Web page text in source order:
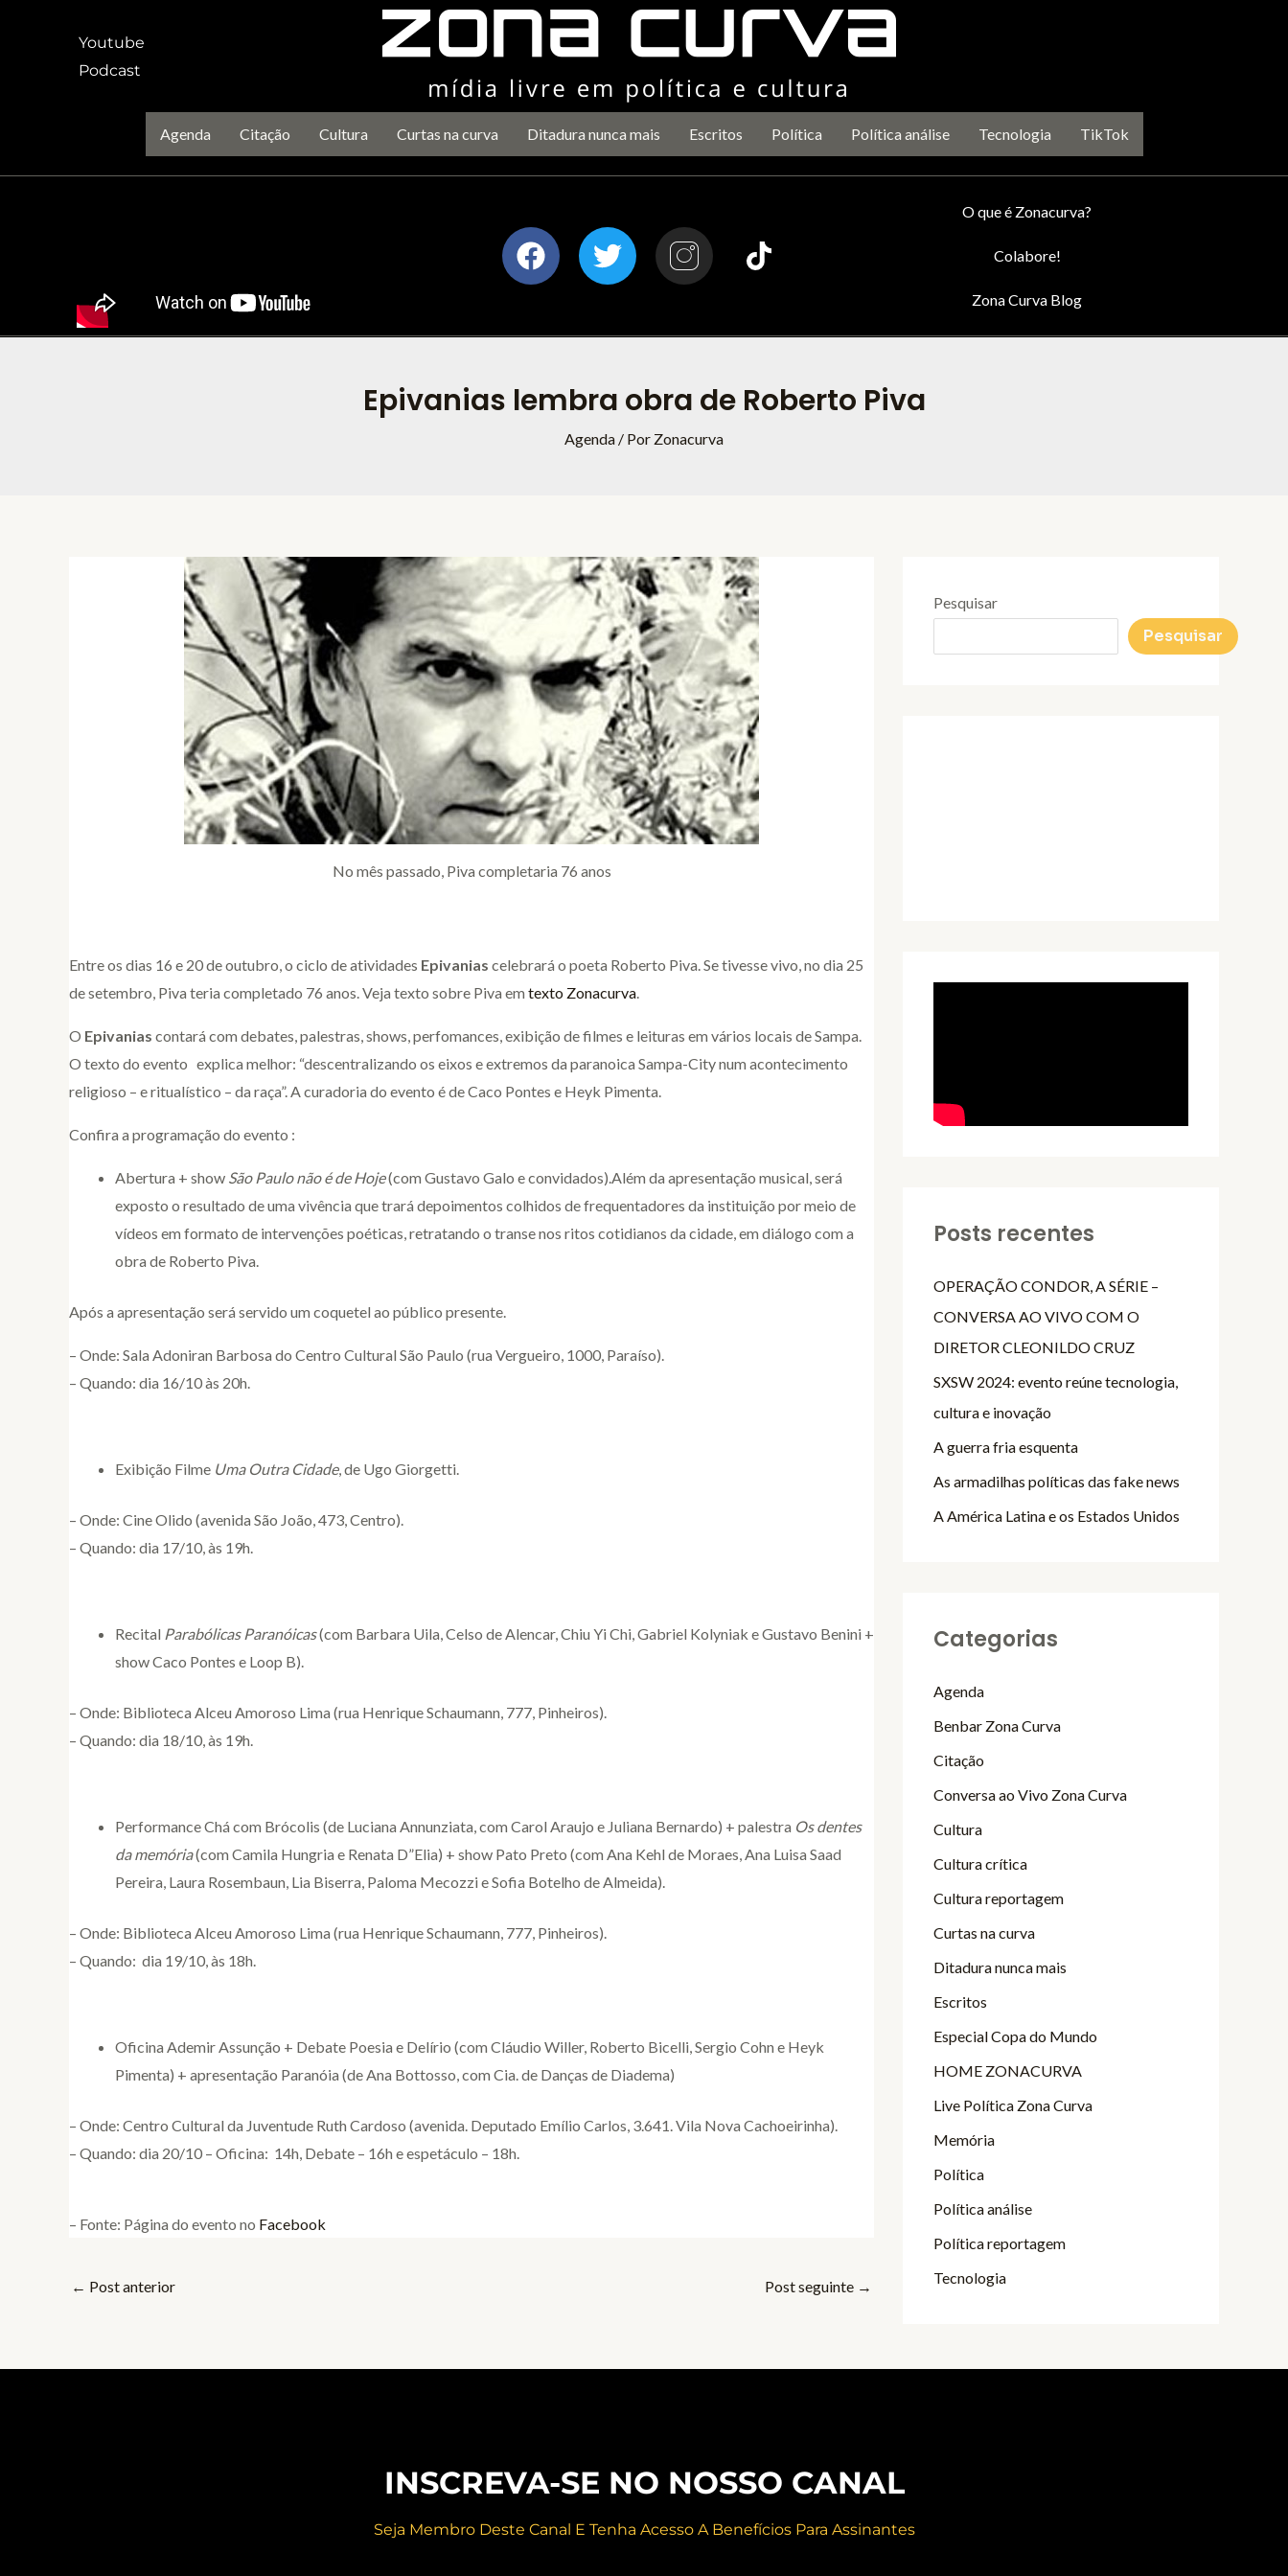
Youtube
Podcast
Agenda Citação Cultura Curtas na curva Ditadura nunca mais Escritos Política Política análise Tecnologia TikTok
O que é Zonacurva?
Colabore!
Zona Curva Blog
Epivanias lembra obra de Roberto Piva
Agenda / Por Zonacurva
No mês passado, Piva completaria 76 anos
Entre os dias 16 e 20 de outubro, o ciclo de atividades Epivanias celebrará o poeta Roberto Piva. Se tivesse vivo, no dia 25
de setembro, Piva teria completado 76 anos.Veja texto sobre Piva em texto Zonacurva.
O Epivanias contará com debates, palestras, shows, perfomances, exibição de filmes e leituras em vários locais de Sampa.
O texto do evento explica melhor: “descentralizando os eixos e extremos da paranoica Sampa-City num acontecimento
religioso – e ritualístico – da raça”. A curadoria do evento é de Caco Pontes e Heyk Pimenta.
Confira a programação do evento :
Abertura + show São Paulo não é de Hoje(com Gustavo Galo e convidados).Além da apresentação musical, será
exposto o resultado de uma vivência que trará depoimentos colhidos de frequentadores da instituição por meio de
vídeos em formato de intervenções poéticas, retratando o transe nos ritos cotidianos da cidade, em diálogo com a
obra de Roberto Piva.
Após a apresentação será servido um coquetel ao público presente.
– Onde: Sala Adoniran Barbosa do Centro Cultural São Paulo (rua Vergueiro, 1000, Paraíso).
– Quando: dia 16/10 às 20h.
Exibição Filme Uma Outra Cidade, de Ugo Giorgetti.
– Onde: Cine Olido (avenida São João, 473, Centro).
– Quando: dia 17/10, às 19h.
Recital Parabólicas Paranóicas(com Barbara Uila, Celso de Alencar, Chiu Yi Chi, Gabriel Kolyniak e Gustavo Benini +
show Caco Pontes e Loop B).
– Onde: Biblioteca Alceu Amoroso Lima (rua Henrique Schaumann, 777, Pinheiros).
– Quando: dia 18/10, às 19h.
Performance Chá com Brócolis (de Luciana Annunziata, com Carol Araujo e Juliana Bernardo) + palestra Os dentes
da memória(com Camila Hungria e Renata D”Elia) + show Pato Preto (com Ana Kehl de Moraes, Ana Luisa Saad
Pereira, Laura Rosembaun, Lia Biserra, Paloma Mecozzi e Sofia Botelho de Almeida).
– Onde: Biblioteca Alceu Amoroso Lima (rua Henrique Schaumann, 777, Pinheiros).
– Quando: dia 19/10, às 18h.
Oficina Ademir Assunção + Debate Poesia e Delírio (com Cláudio Willer, Roberto Bicelli, Sergio Cohn e Heyk
Pimenta) + apresentação Paranóia (de Ana Bottosso, com Cia. de Danças de Diadema)
– Onde: Centro Cultural da Juventude Ruth Cardoso (avenida. Deputado Emílio Carlos, 3.641. Vila Nova Cachoeirinha).
– Quando: dia 20/10 – Oficina: 14h, Debate – 16h e espetáculo – 18h.
– Fonte: Página do evento no Facebook
← Post anterior Post seguinte →
Pesquisar
Pesquisar
Posts recentes
OPERAÇÃO CONDOR, A SÉRIE –
CONVERSA AO VIVO COM O
DIRETOR CLEONILDO CRUZ
SXSW 2024: evento reúne tecnologia,
cultura e inovação
A guerra fria esquenta
As armadilhas políticas das fake news
A América Latina e os Estados Unidos
Categorias
Agenda
Benbar Zona Curva
Citação
Conversa ao Vivo Zona Curva
Cultura
Cultura crítica
Cultura reportagem
Curtas na curva
Ditadura nunca mais
Escritos
Especial Copa do Mundo
HOME ZONACURVA
Live Política Zona Curva
Memória
Política
Política análise
Política reportagem
Tecnologia
INSCREVA-SE NO NOSSO CANAL
Seja Membro Deste Canal E Tenha Acesso A Benefícios Para Assinantes